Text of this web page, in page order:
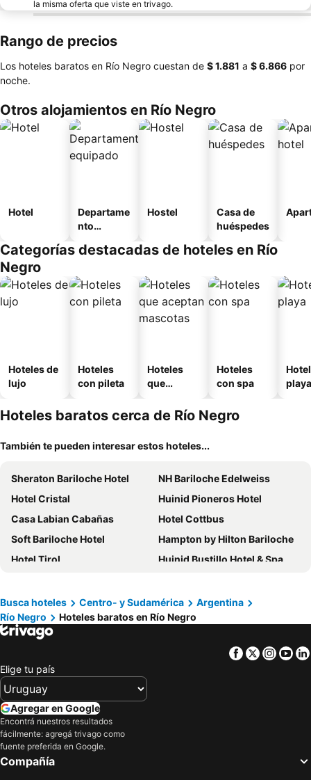
la misma oferta que viste en trivago.
Rango de precios
Los hoteles baratos en Río Negro cuestan de ‎$ 1.881 a ‎$ 6.866 por
noche.
Otros alojamientos en Río Negro
Hotel
Departame
nto
Hostel
Casa de
huéspedes
Categorías destacadas de hoteles en Río
Negro
Hoteles de
lujo
Hoteles
con pileta
Hoteles
que
mascotas
Hoteles
con spa
playa
Hoteles baratos cerca de Río Negro
También te pueden interesar estos hoteles...
Sheraton Bariloche Hotel
NH Bariloche Edelweiss
Hotel Cristal
Huinid Pioneros Hotel
Casa Labian Cabañas
Hotel Cottbus
Soft Bariloche Hotel
Hampton by Hilton Bariloche
Hotel Tirol
Huinid Bustillo Hotel & Spa
Design Suites Bariloche
Aguila Mora Suites & Spa
Gran Hotel Panamericano
Arelauquen Lodge, a Tribute Portfolio Hotel, San Carlos de Bariloche
Hotel Tres Reyes
Hotel Nahuel Huapi
Hotel Nordico
Hotel Monte Cervino
Rochester Bariloche
Alma Del Lago Suites & Spa
NBH Nativo Boutique Hotel
Busca hoteles Centro- y Sudamérica
Argentina
Río Negro
Hoteles baratos en Río Negro
Facebook
Twitter
Elige tu país
Agregar en Google
Encontrá nuestros resultados
fácilmente: agregá trivago como
fuente preferida en Google.
Compañía